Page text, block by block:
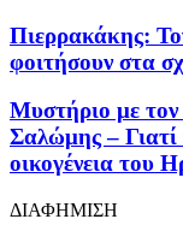
Πιερρακάκης:
φοιτήσουν στα
Μυστήριο με
Σαλώμης – Γιατί
οικογένεια του
ΔΙΑΦΗΜΙΣΗ